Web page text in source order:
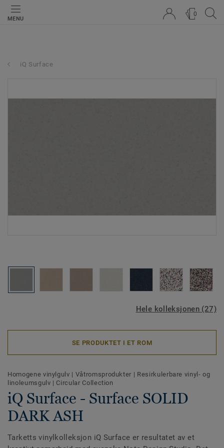
MENU
0
iQ Surface
Hele kolleksjonen (27)
SE PRODUKTET I ET ROM
Homogene vinylgulv | Våtromsprodukter | Resirkulerbare vinyl- og
linoleumsgulv | Circular Collection
iQ Surface - Surface SOLID
DARK ASH
Tarketts vinylkolleksjon iQ Surface er resultatet av et